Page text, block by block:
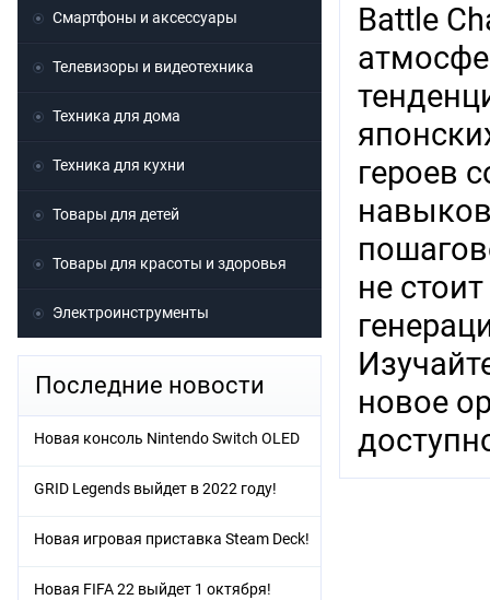
Battle
героев
не
новое
Смартфоны и аксессуары
Телевизоры и видеотехника
Техника для дома
Техника для кухни
Товары для детей
Товары для красоты и здоровья
Электроинструменты
Последние новости
Новая консоль Nintendo Switch OLED
GRID Legends выйдет в 2022 году!
Новая игровая приставка Steam Deck!
Новая FIFA 22 выйдет 1 октября!